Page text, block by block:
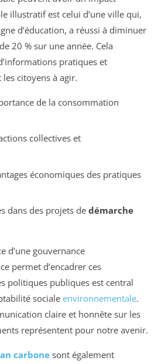
illustratif est celui d’une ville qui,
d’éducation, a réussi à diminuer
20 % sur une année. Cela
pratiques et
citoyens à agir.
de la consommation
collectives et
économiques des pratiques
dans des projets de démarche
d’une gouvernance
permet d’encadrer ces
politiques publiques est central
sociale environnementale.
claire et honnête sur les
représentent pour notre avenir.
carbone sont également